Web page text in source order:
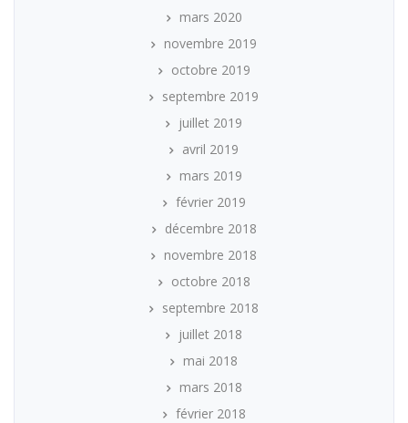
mars 2020
novembre 2019
octobre 2019
septembre 2019
juillet 2019
avril 2019
mars 2019
février 2019
décembre 2018
novembre 2018
octobre 2018
septembre 2018
juillet 2018
mai 2018
mars 2018
février 2018